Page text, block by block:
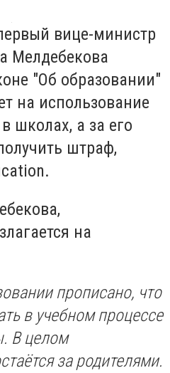
вице-министр
Мелдебекова
"Об образовании"
на использование
школах, а за его
штраф,
на
прописано, что
в учебном процессе
В целом
за родителями.